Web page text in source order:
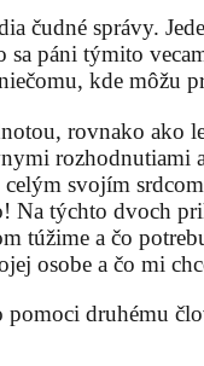
čudné správy.
páni týmito
kde môžu
rovnako ako
rozhodnutiami
svojím
Na týchto dvoch
túžime a čo
osobe a čo mi
druhému